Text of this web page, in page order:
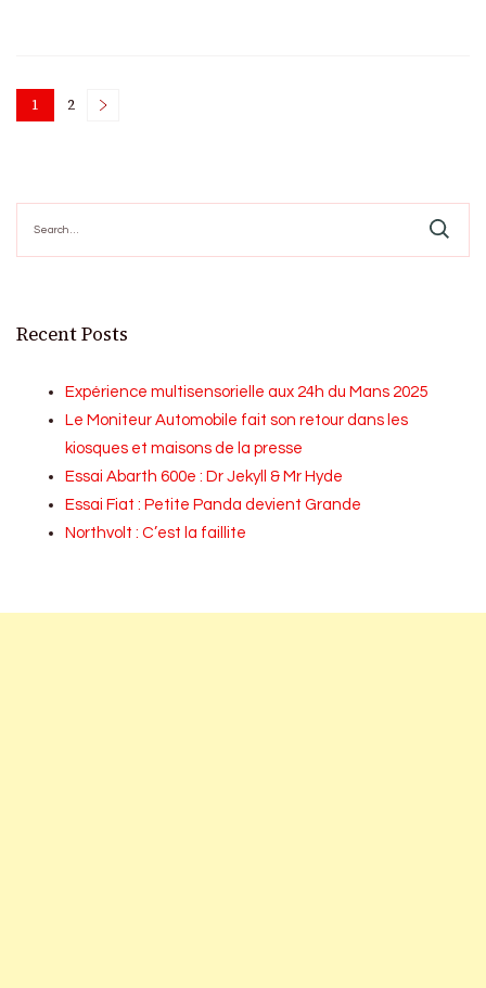
Posts
Page
1 Page
2
for:
Recent Posts
Expérience multisensorielle aux 24h du Mans 2025
Le Moniteur Automobile fait son retour dans les
kiosques et maisons de la presse
Essai Abarth 600e : Dr Jekyll & Mr Hyde
Essai Fiat : Petite Panda devient Grande
Northvolt : C’est la faillite